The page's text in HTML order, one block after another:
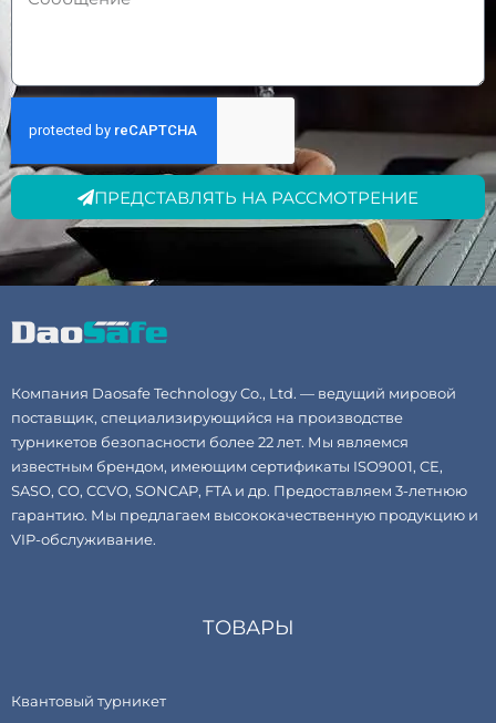
ПРЕДСТАВЛЯТЬ НА РАССМОТРЕНИЕ
Компания Daosafe Technology Co., Ltd. — ведущий мировой
поставщик, специализирующийся на производстве
турникетов безопасности более 22 лет. Мы являемся
известным брендом, имеющим сертификаты ISO9001, CE,
SASO, CO, CCVO, SONCAP, FTA и др. Предоставляем 3-летнюю
гарантию. Мы предлагаем высококачественную продукцию и
VIP-обслуживание.
ТОВАРЫ
Квантовый турникет